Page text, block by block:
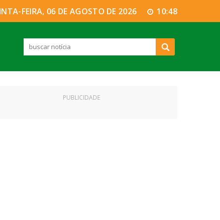
FEIRA, 06 DE AGOSTO DE 2026 10:48
PUBLICIDADE